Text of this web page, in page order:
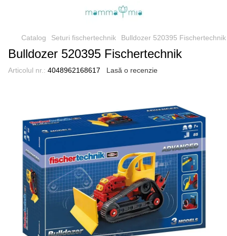
Catalog Seturi fischertechnik Bulldozer 520395 Fischertechnik
Bulldozer 520395 Fischertechnik
Articolul nr.: 4048962168617 Lasă o recenzie